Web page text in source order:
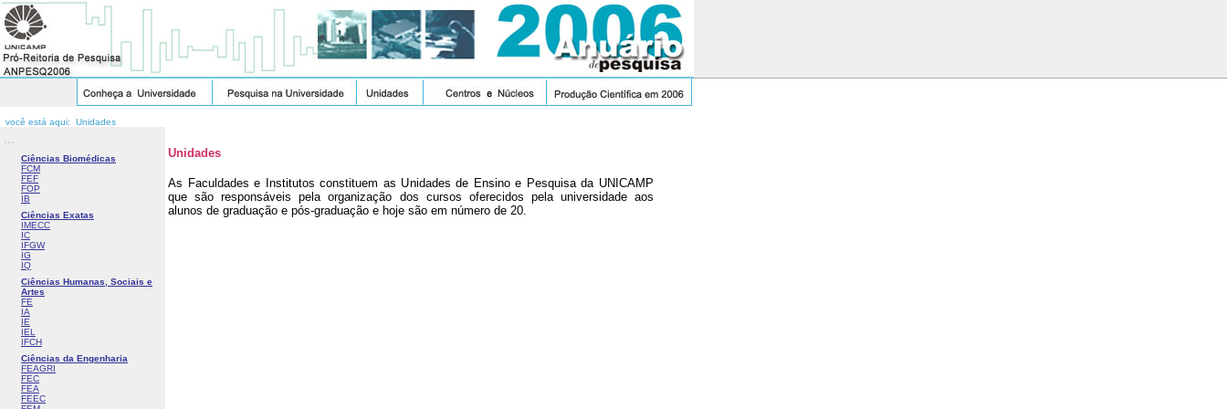
você está aqui: Unidades
...
Ciências Biomédicas
FCM
FEF
FOP
IB
Ciências Exatas
IMECC
IC
IFGW
IG
IQ
Ciências Humanas, Sociais e
Artes
FE
IA
IE
IEL
IFCH
Ciências da Engenharia
FEAGRI
FEC
FEA
FEEC
Unidades
As Faculdades e Institutos constituem as Unidades de Ensino e Pesquisa da UNICAMP
que são responsáveis pela organização dos cursos oferecidos pela universidade aos
alunos de graduação e pós-graduação e hoje são em número de 20.